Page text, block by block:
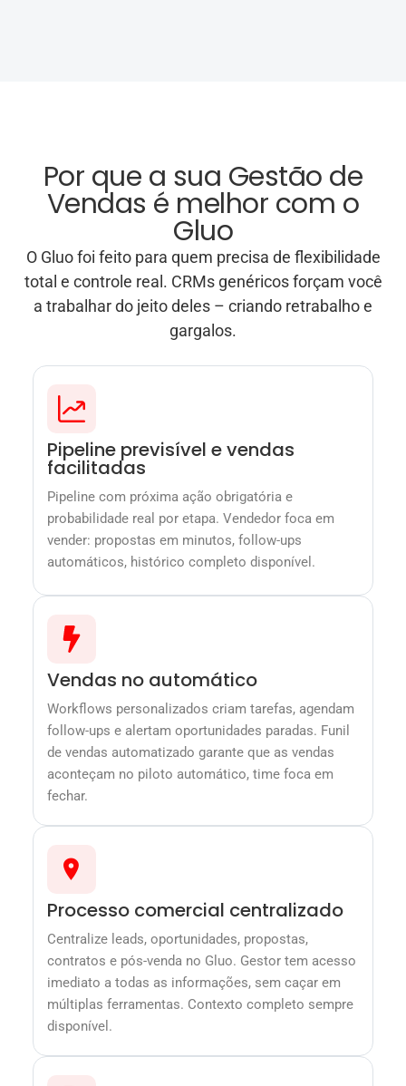
Por que a sua Gestão de
Vendas é melhor com o
Gluo
O Gluo foi feito para quem precisa de flexibilidade
total e controle real. CRMs genéricos forçam você
a trabalhar do jeito deles – criando retrabalho e
gargalos.
Pipeline previsível e vendas
facilitadas
Pipeline com próxima ação obrigatória e
probabilidade real por etapa. Vendedor foca em
vender: propostas em minutos, follow-ups
automáticos, histórico completo disponível.
Vendas no automático
Workflows personalizados criam tarefas, agendam
follow-ups e alertam oportunidades paradas. Funil
de vendas automatizado garante que as vendas
aconteçam no piloto automático, time foca em
fechar.
Processo comercial centralizado
Centralize leads, oportunidades, propostas,
contratos e pós-venda no Gluo. Gestor tem acesso
imediato a todas as informações, sem caçar em
múltiplas ferramentas. Contexto completo sempre
disponível.